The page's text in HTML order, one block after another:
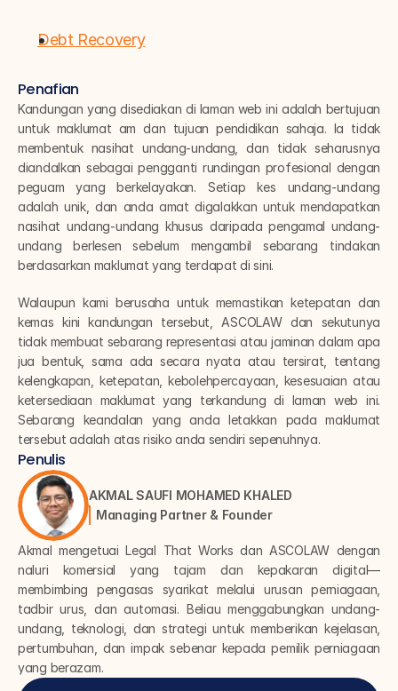
Debt Recovery
Penafian
Kandungan yang disediakan di laman web ini adalah bertujuan
untuk maklumat am dan tujuan pendidikan sahaja. Ia tidak
membentuk nasihat undang-undang, dan tidak seharusnya
diandalkan sebagai pengganti rundingan profesional dengan
peguam yang berkelayakan. Setiap kes undang-undang
adalah unik, dan anda amat digalakkan untuk mendapatkan
nasihat undang-undang khusus daripada pengamal undang-
undang berlesen sebelum mengambil sebarang tindakan
berdasarkan maklumat yang terdapat di sini.
Walaupun kami berusaha untuk memastikan ketepatan dan
kemas kini kandungan tersebut, ASCOLAW dan sekutunya
tidak membuat sebarang representasi atau jaminan dalam apa
jua bentuk, sama ada secara nyata atau tersirat, tentang
kelengkapan, ketepatan, kebolehpercayaan, kesesuaian atau
ketersediaan maklumat yang terkandung di laman web ini.
Sebarang keandalan yang anda letakkan pada maklumat
tersebut adalah atas risiko anda sendiri sepenuhnya.
Penulis
AKMAL SAUFI MOHAMED KHALED
Managing Partner & Founder
Akmal mengetuai Legal That Works dan ASCOLAW dengan
naluri komersial yang tajam dan kepakaran digital—
membimbing pengasas syarikat melalui urusan perniagaan,
tadbir urus, dan automasi. Beliau menggabungkan undang-
undang, teknologi, dan strategi untuk memberikan kejelasan,
pertumbuhan, dan impak sebenar kepada pemilik perniagaan
yang berazam.